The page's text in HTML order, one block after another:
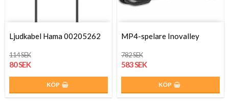
Ljudkabel Hama 00205262
114 SEK
80 SEK
KÖP
MP4-spelare Inovalley
782 SEK
583 SEK
KÖP